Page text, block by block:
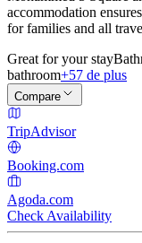
accommodation
for families and all
Great for your stay
bathroom+57 de plus
Compare
TripAdvisor
Booking.com
Agoda.com
Check Availability